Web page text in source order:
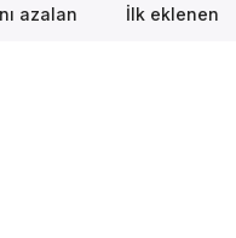
azalan İlk eklenen